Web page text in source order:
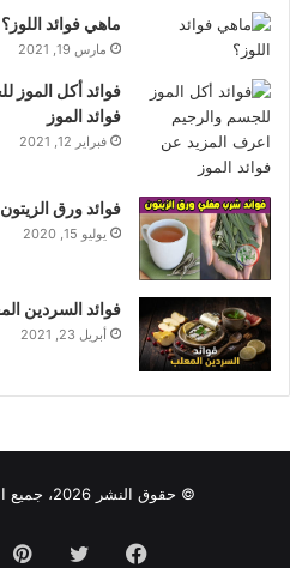
ماهي فوائد
مارس 19, 2021
فوائد أكل الموز
فوائد الموز
فبراير 12, 2021
فوائد ورق
يوليو 15, 2020
فوائد السردين المعلب: 20
أبريل 23, 2021
© حقوق النشر 2026، جميع الحقوق محفوظة |
فيسبوك تويتر